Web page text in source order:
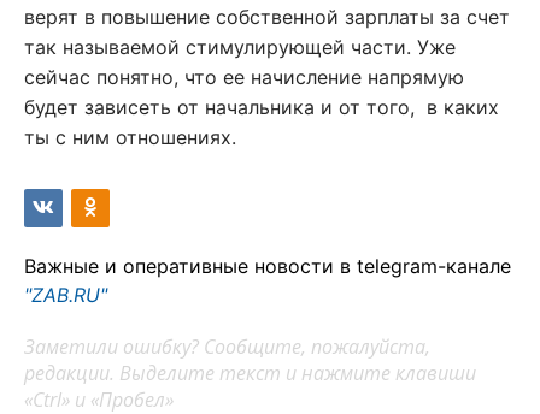
верят в повышение собственной зарплаты за счет
так называемой стимулирующей части. Уже
сейчас понятно, что ее начисление напрямую
будет зависеть от начальника и от того, в каких
ты с ним отношениях.
Важные и оперативные новости в telegram-канале
"ZAB.RU"
Заметили ошибку? Сообщите, пожалуйста,
редакции. Выделите текст и нажмите клавиши
«Ctrl» и «Пробел»